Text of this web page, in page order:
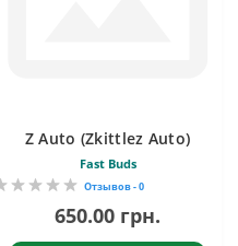
Z Auto (Zkittlez Auto)
Fast Buds
Отзывов - 0
650.00 грн.